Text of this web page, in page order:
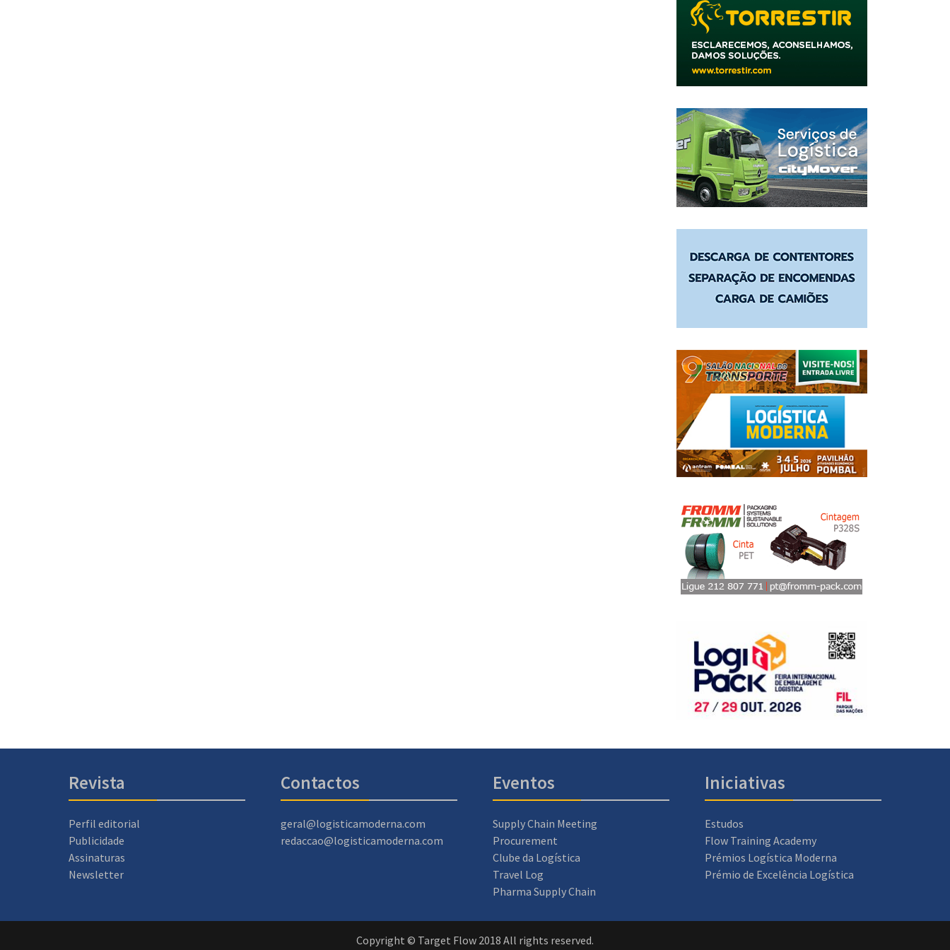
Revista
Perfil editorial
Publicidade
Assinaturas
Newsletter
Contactos
geral@logisticamoderna.com
redaccao@logisticamoderna.com
Eventos
Supply Chain Meeting
Procurement
Clube da Logística
Travel Log
Pharma Supply Chain
Iniciativas
Estudos
Flow Training Academy
Prémios Logística Moderna
Prémio de Excelência Logística
Copyright © Target Flow 2018 All rights reserved.